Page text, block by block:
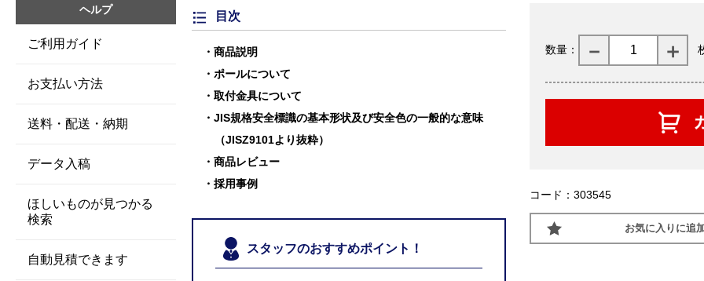
目次
商品説明
ポールについて
取付金具について
JIS規格安全標識の基本形状及び安全色の一般的な意味
（JISZ9101より抜粋）
商品レビュー
採用事例
スタッフのおすすめポイント！
数量：
コード：303545
お気に入りに追
ヘルプ
ご利用ガイド
お支払い方法
送料・配送・納期
データ入稿
ほしいものが見つかる
検索
自動見積できます